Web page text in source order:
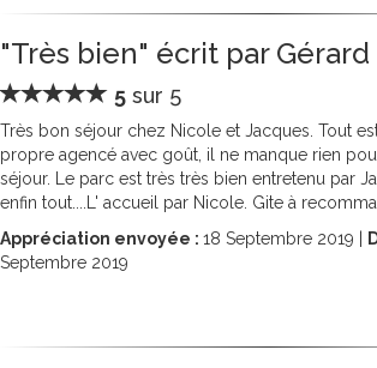
"Très bien" écrit par Gérard
5 sur 5
Très bon séjour chez Nicole et Jacques. Tout
propre agencé avec goût, il ne manque rien
séjour. Le parc est très très bien entretenu par
enfin tout....L' accueil par Nicole. Gite à
Appréciation envoyée : 18 Septembre 2019 |
Septembre 2019